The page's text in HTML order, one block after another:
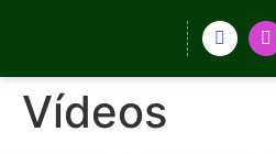
Vídeos